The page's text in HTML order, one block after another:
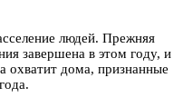
людей. Прежняя
завершена в этом году, и
охватит дома, признанные